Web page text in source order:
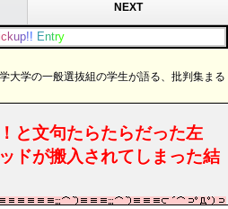
NEXT
c kup!! Entry
大学の一般選抜組の学生が語る、批判集まる
と文句たらたらだった左
ドが搬入されてしまった結